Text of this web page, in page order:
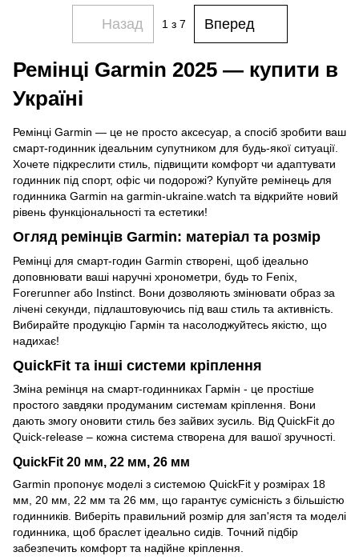
Назад 1 з 7 Вперед
Ремінці Garmin 2025 — купити в
Україні
Ремінці Garmin — це не просто аксесуар, а спосіб зробити ваш
смарт-годинник ідеальним супутником для будь-якої ситуації.
Хочете підкреслити стиль, підвищити комфорт чи адаптувати
годинник під спорт, офіс чи подорожі? Купуйте ремінець для
годинника Garmin на garmin-ukraine.watch та відкрийте новий
рівень функціональності та естетики!
Огляд ремінців Garmin: матеріал та розмір
Ремінці для смарт-годин Garmin створені, щоб ідеально
доповнювати ваші наручні хронометри, будь то Fenix,
Forerunner або Instinct. Вони дозволяють змінювати образ за
лічені секунди, підлаштовуючись під ваш стиль та активність.
Вибирайте продукцію Гармін та насолоджуйтесь якістю, що
надихає!
QuickFit та інші системи кріплення
Зміна ремінця на смарт-годинниках Гармін - це простіше
простого завдяки продуманим системам кріплення. Вони
дають змогу оновити стиль без зайвих зусиль. Від QuickFit до
Quick-release – кожна система створена для вашої зручності.
QuickFit 20 мм, 22 мм, 26 мм
Garmin пропонує моделі з системою QuickFit у розмірах 18
мм, 20 мм, 22 мм та 26 мм, що гарантує сумісність з більшістю
годинників. Виберіть правильний розмір для зап'ястя та моделі
годинника, щоб браслет ідеально сидів. Точний підбір
забезпечить комфорт та надійне кріплення.